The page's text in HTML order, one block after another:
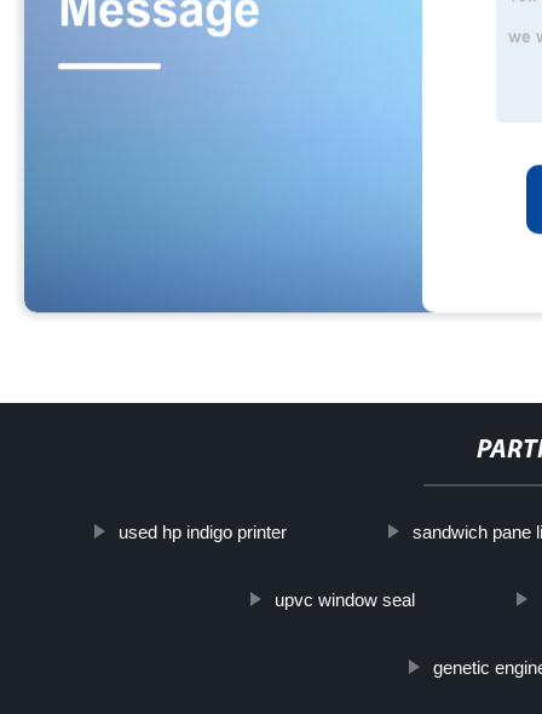
used hp indigo printer sandwich pane
upvc window seal
genetic